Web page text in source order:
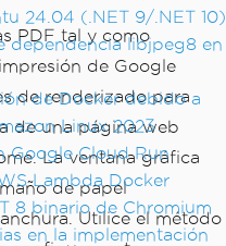
24.04 (.NET 9/.NET 10)
dependencia libjpeg8 en
de Docker debido a
Linux 2023
Google Cloud Run
Lambda Docker
8 binario de Chromium
en la implementación
PDF tal y como
de Google
de renderizado para
de una página web
La ventana gráfica
de papel
Utilice el método